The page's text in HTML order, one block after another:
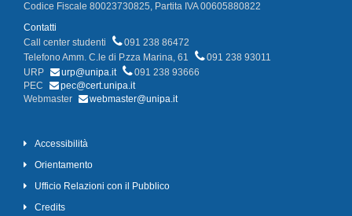
Codice Fiscale 80023730825, Partita IVA 00605880822
Contatti
Call center studenti
091 238 86472
Telefono Amm. C.le di P.zza Marina, 61
091 238 93011
URP
urp@unipa.it
091 238 93666
PEC
pec@cert.unipa.it
Webmaster
webmaster@unipa.it
Accessibilità
Orientamento
Ufficio Relazioni con il Pubblico
Credits